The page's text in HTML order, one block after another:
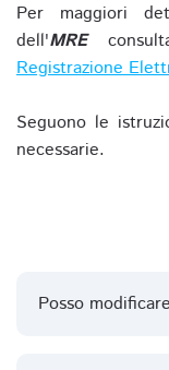
Per maggiori
dell'MRE
Registrazione
Seguono le
necessarie.
Posso